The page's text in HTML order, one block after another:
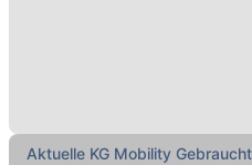
Aktuelle KG Mobility